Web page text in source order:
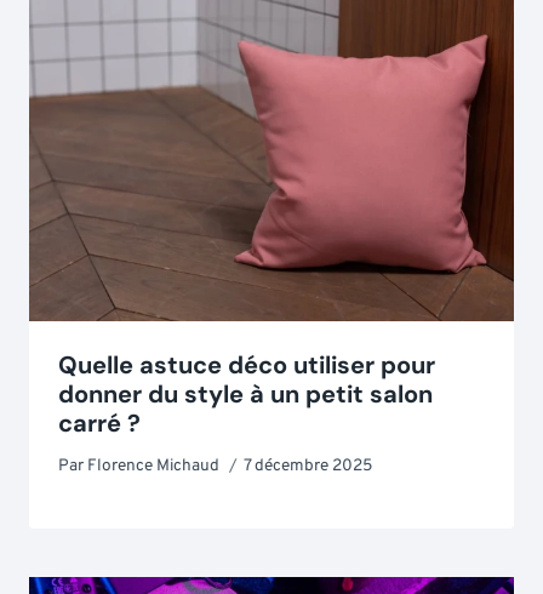
Quelle astuce déco utiliser pour
donner du style à un petit salon
carré ?
Par Florence Michaud 7 décembre 2025